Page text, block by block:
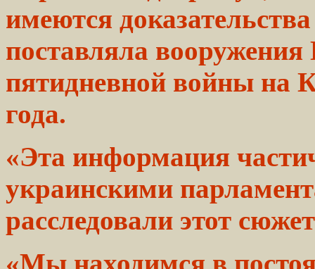
имеются доказательства
поставляла
пятидневной войны на
года.
«Эта информация
украинскими
расследовали этот
«Мы находимся в